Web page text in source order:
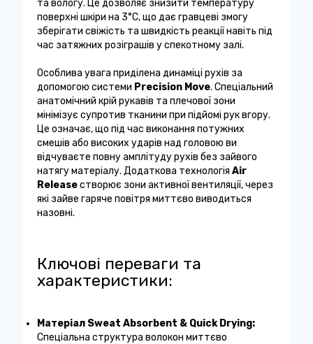
та вологу. Це дозволяє знизити температуру
поверхні шкіри на 3°C, що дає гравцеві змогу
зберігати свіжість та швидкість реакції навіть під
час затяжних розіграшів у спекотному залі.
Особлива увага приділена динаміці рухів за
допомогою системи Precision Move. Спеціальний
анатомічний крій рукавів та плечової зони
мінімізує супротив тканини при підйомі рук вгору.
Це означає, що під час виконання потужних
смешів або високих ударів над головою ви
відчуваєте повну амплітуду рухів без зайвого
натягу матеріалу. Додаткова технологія Air
Releaseстворює зони активної вентиляції, через
які зайве гаряче повітря миттєво виводиться
назовні.
Ключові переваги та
характеристики:
Матеріал Sweat Absorbent & Quick Drying:
Спеціальна структура волокон миттєво